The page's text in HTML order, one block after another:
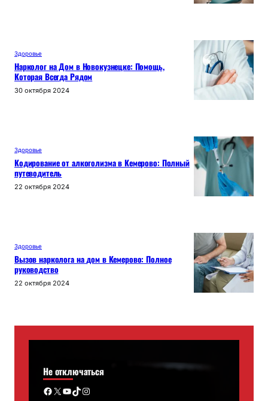
Здоровье
Нарколог на Дом в Новокузнецке: Помощь,
Которая Всегда Рядом
30 октября 2024
Здоровье
Кодирование от алкоголизма в Кемерово: Полный
путеводитель
22 октября 2024
Здоровье
Вызов нарколога на дом в Кемерово: Полное
руководство
22 октября 2024
Не отключаться
Facebook X YouTube TikTok Instagram